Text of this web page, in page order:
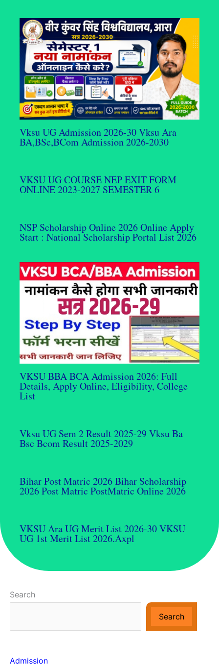
Vksu UG Admission 2026-30 Vksu Ara
BA,BSc,BCom Admission 2026-2030
VKSU UG COURSE NEP EXIT FORM
ONLINE 2023-2027 SEMESTER 6
NSP Scholarship Online 2026 Online Apply
Start : National Scholarship Portal List 2026
VKSU BBA BCA Admission 2026: Full
Details, Apply Online, Eligibility, College
List
Vksu UG Sem 2 Result 2025-29 Vksu Ba
Bsc Bcom Result 2025-2029
Bihar Post Matric 2026 Bihar Scholarship
2026 Post Matric PostMatric Online 2026
VKSU Ara UG Merit List 2026-30 VKSU
UG 1st Merit List 2026.axpl
Search
Search
Admission